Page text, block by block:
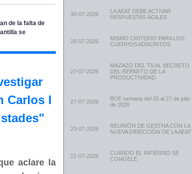
de la falta de
se
Carlos I
aclare la
30-07-2026
LA AEAT DEBE ACTIVAR
RESPUESTAS ÁGILES
29-07-2026
MISMO CRITERIO PARA LOS
CUERPOS ADSCRITOS
27-07-2026
MAZAZO DEL TS AL SECRETO
DEL REPARTO DE LA
PRODUCTIVIDAD
27-07-2026
BOE semana del 20 al 27 de julio
de 2026
23-07-2026
REUNIÓN DE GESTHA CON LA
NUEVA DIRECCIÓN DE LA AEAT
21-07-2026
CUANDO EL INFIERNO SE
CONGELE